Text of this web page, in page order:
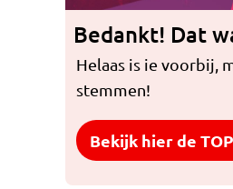
Bedankt! Dat
Helaas is ie voorbij,
stemmen!
Bekijk hier de